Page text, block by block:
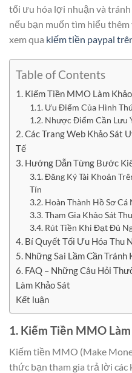
tối ưu hóa lợi nhuận và tránh
nếu bạn muốn tìm hiểu
xem qua kiếm tiền paypal
Table of Contents
1. Kiếm Tiền MMO Làm
1.1. Ưu Điểm Của Hình
1.2. Nhược Điểm Cần Lưu
2. Các Trang Web Khảo Sát
Tế
3. Hướng Dẫn Từng Bước
3.1. Đăng Ký Tài Khoản
Tín
3.2. Hoàn Thành Hồ Sơ Cá
3.3. Tham Gia Khảo Sát
3.4. Rút Tiền Khi Đạt Đủ
4. Bí Quyết Tối Ưu Hóa Thu
5. Những Sai Lầm Cần
6. FAQ – Những Câu Hỏi
Làm Khảo Sát
Kết luận
1. Kiếm Tiền MMO
Kiếm tiền MMO (Make
thức bạn tham gia trả lời các